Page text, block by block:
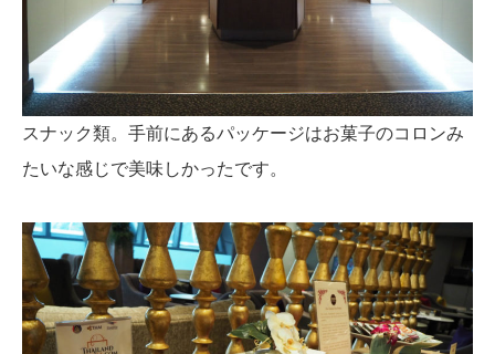
スナック類。手前にあるパッケージはお菓子のコロンみ
たいな感じで美味しかったです。